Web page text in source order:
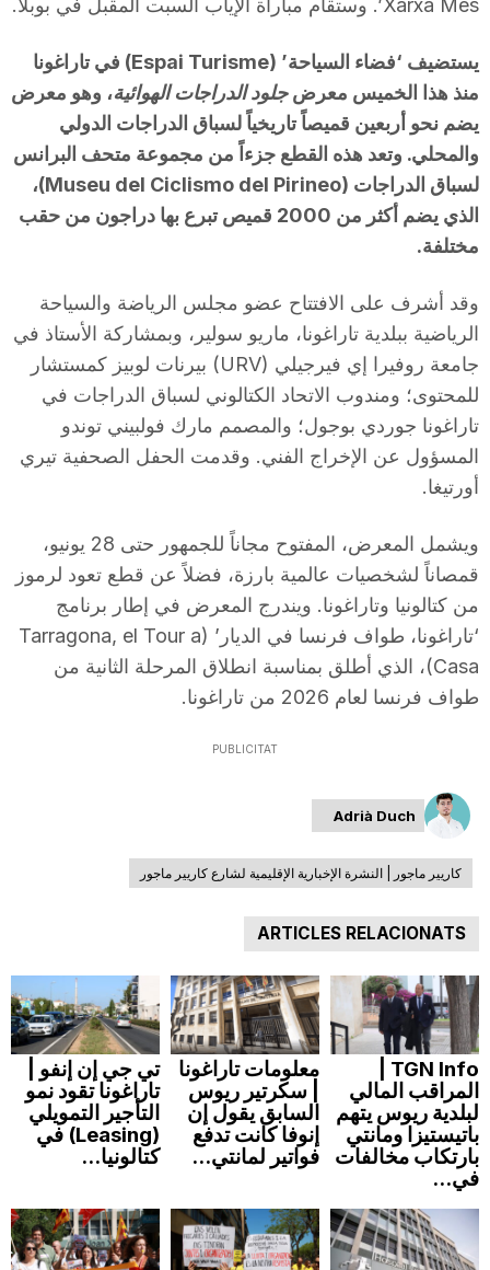
يستضيف ‘فضاء السياحة’ (Espai Turisme) في تاراغونا
منذ هذا الخميس معرضجلود الدراجات الهوائية، وهو معرض
يضم نحو أربعين قميصاً تاريخياً لسباق الدراجات الدولي
والمحلي. وتعد هذه القطع جزءاً من مجموعة متحف البرانس
لسباق الدراجات (Museu del Ciclismo del Pirineo)،
الذي يضم أكثر من 2000 قميص تبرع بها دراجون من حقب
مختلفة.
وقد أشرف على الافتتاح عضو مجلس الرياضة والسياحة
الرياضية ببلدية تاراغونا، ماريو سولير، وبمشاركة الأستاذ في
جامعة روفيرا إي فيرجيلي (URV) بيرنات لوبيز كمستشار
للمحتوى؛ ومندوب الاتحاد الكتالوني لسباق الدراجات في
تاراغونا جوردي بوجول؛ والمصمم مارك فولبيني توندو
المسؤول عن الإخراج الفني. وقدمت الحفل الصحفية تيري
أورتيغا.
ويشمل المعرض، المفتوح مجاناً للجمهور حتى 28 يونيو،
قمصاناً لشخصيات عالمية بارزة، فضلاً عن قطع تعود لرموز
من كتالونيا وتاراغونا. ويندرج المعرض في إطار برنامج
‘تاراغونا، طواف فرنسا في الديار’ (Tarragona, el Tour a
Casa)، الذي أطلق بمناسبة انطلاق المرحلة الثانية من
طواف فرنسا لعام 2026 من تاراغونا.
PUBLICITAT
Adrià Duch
كاريير ماجور | النشرة الإخبارية الإقليمية لشارع كاريير ماجور
ARTICLES RELACIONATS
تي جي إن إنفو |
تاراغونا تقود نمو
التأجير التمويلي
(Leasing) في
كتالونيا...
معلومات تاراغونا
| سكرتير ريوس
السابق يقول إن
إنوفا كانت تدفع
فواتير لمانتي...
المراقب المالي
لبلدية ريوس يتهم
باتيستيزا ومانتي
بارتكاب مخالفات
في...